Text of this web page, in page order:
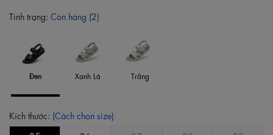
Tình trạng: Còn hàng (2)
Xanh Lá Trắng
Đen
Kích thước: (Cách chọn size)